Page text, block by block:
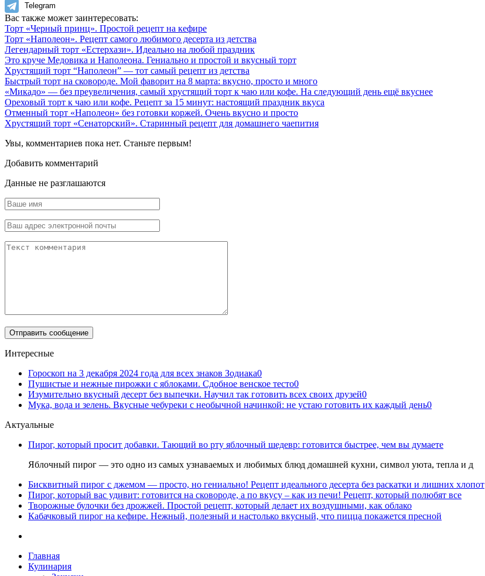
Telegram
Вас также может заинтересовать:
Торт «Черный принц». Простой рецепт на кефире
Торт «Наполеон». Рецепт самого любимого десерта из детства
Легендарный торт «Естерхази». Идеально на любой праздник
Это круче Медовика и Наполеона. Гениально и простой и вкусный торт
Хрустящий торт “Наполеон” — тот самый рецепт из детства
Быстрый торт на сковороде. Мой фаворит на 8 марта: вкусно, просто и много
«Микадо» — без преувеличения, самый хрустящий торт к чаю или кофе. На следующий день ещё вкуснее
Ореховый торт к чаю или кофе. Рецепт за 15 минут: настоящий праздник вкуса
Отменный торт «Наполеон» без готовки коржей. Очень вкусно и просто
Хрустящий торт «Сенаторский». Старинный рецепт для домашнего чаепития
Увы, комментариев пока нет. Станьте первым!
Добавить комментарий
Данные не разглашаются
Интересные
Гороскоп на 3 декабря 2024 года для всех знаков Зодиака0
Пушистые и нежные пирожки с яблоками. Сдобное венское тесто0
Изумительно вкусный десерт без выпечки. Научил так готовить всех своих друзей0
Мука, вода и зелень. Вкусные чебуреки с необычной начинкой: не устаю готовить их каждый день0
Актуальные
Пирог, который просит добавки. Тающий во рту яблочный шедевр: готовится быстрее, чем вы думаете
Яблочный пирог — это одно из самых узнаваемых и любимых блюд домашней кухни, символ уюта, тепла и д
Бисквитный пирог с джемом — просто, но гениально! Рецепт идеального десерта без раскатки и лишних хлопот
Пирог, который вас удивит: готовится на сковороде, а по вкусу – как из печи! Рецепт, который полюбят все
Творожные булочки без дрожжей. Простой рецепт, который делает их воздушными, как облако
Кабачковый пирог на кефире. Нежный, полезный и настолько вкусный, что пицца покажется пресной
Главная
Кулинария